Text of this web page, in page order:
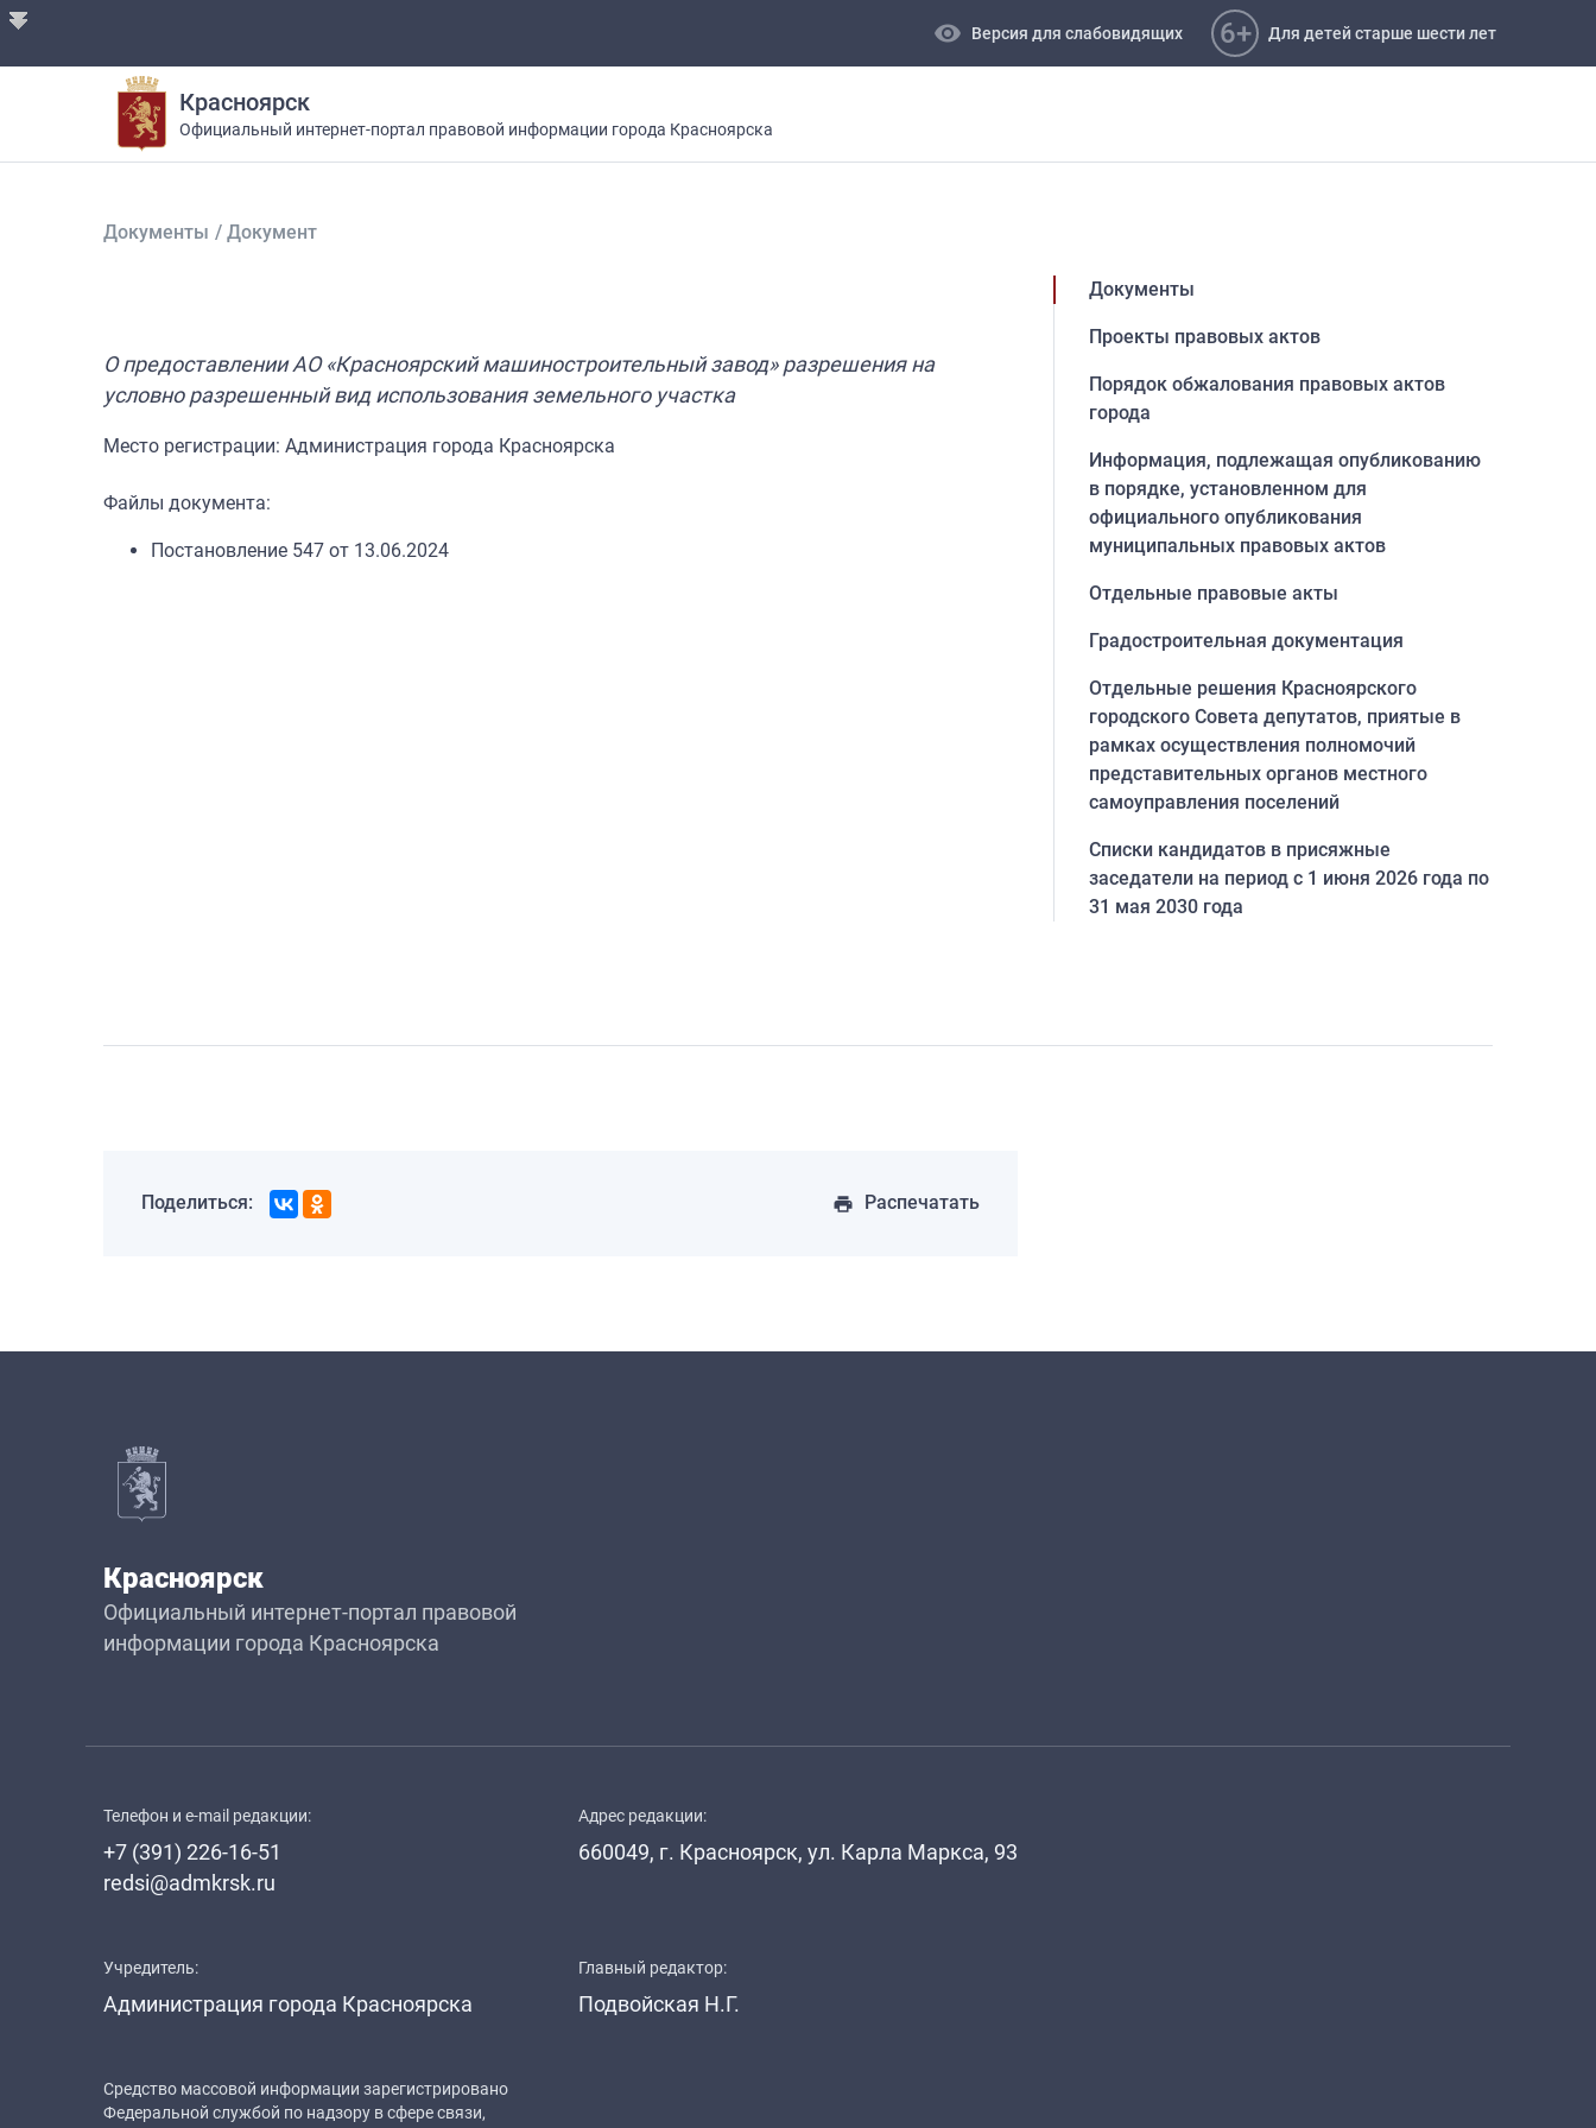
visibility Версия для слабовидящих 6+ Для детей старше шести лет
Красноярск
Официальный интернет-портал правовой информации города Красноярска
Документы / Документ
О предоставлении АО «Красноярский машиностроительный завод» разрешения на
условно разрешенный вид использования земельного участка
Место регистрации: Администрация города Красноярска
Файлы документа:
Постановление 547 от 13.06.2024
Документы
Проекты правовых актов
Порядок обжалования правовых актов
города
Информация, подлежащая опубликованию
в порядке, установленном для
официального опубликования
муниципальных правовых актов
Отдельные правовые акты
Градостроительная документация
Отдельные решения Красноярского
городского Совета депутатов, приятые в
рамках осуществления полномочий
представительных органов местного
самоуправления поселений
Списки кандидатов в присяжные
заседатели на период с 1 июня 2026 года по
31 мая 2030 года
Поделиться: print Распечатать
Красноярск
Официальный интернет-портал правовой
информации города Красноярска
Телефон и e-mail редакции:
+7 (391) 226-16-51
redsi@admkrsk.ru
Адрес редакции:
660049, г. Красноярск, ул. Карла Маркса, 93
Учредитель:
Администрация города Красноярска
Главный редактор:
Подвойская Н.Г.
Средство массовой информации зарегистрировано
Федеральной службой по надзору в сфере связи,